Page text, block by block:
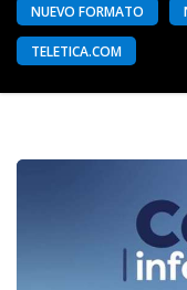
NUEVO FORMATO
TELETICA.COM